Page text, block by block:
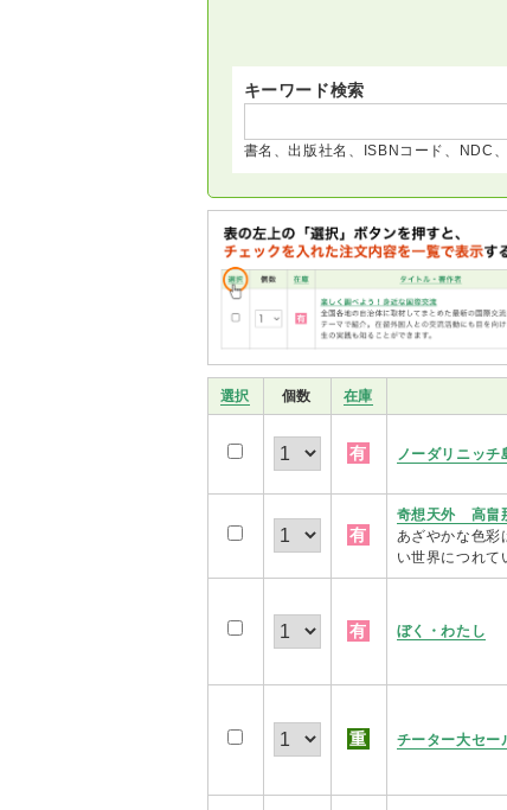
キーワード検索
書名、出版社名、ISBNコード、 NDC
選択 個数 在庫
有 ノーダリニッ
有
奇想天外 高畠
あざやかな色彩
い世界につれて
有 ぼく・わたし
重 チーター大セー